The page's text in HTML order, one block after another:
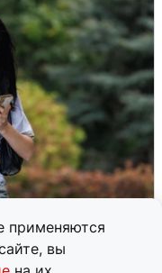
применяются
вы